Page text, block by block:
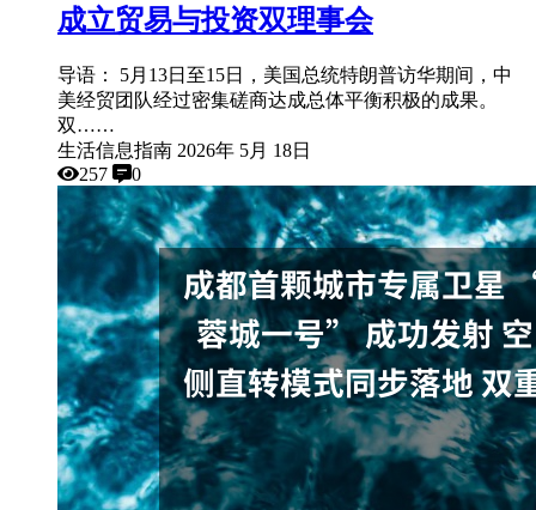
成立贸易与投资双理事会
导语： 5月13日至15日，美国总统特朗普访华期间，中
美经贸团队经过密集磋商达成总体平衡积极的成果。
双……
生活信息指南 2026年 5月 18日
257
0